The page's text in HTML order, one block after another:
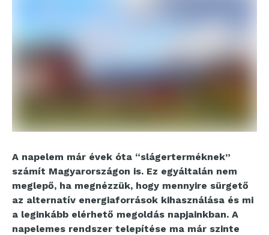
A napelem már évek óta “slágerterméknek”
számít Magyarországon is. Ez egyáltalán nem
meglepő, ha megnézzük, hogy mennyire sürgető
az alternatív energiaforrások kihasználása és mi
a leginkább elérhető megoldás napjainkban. A
napelemes rendszer telepítése ma már szinte